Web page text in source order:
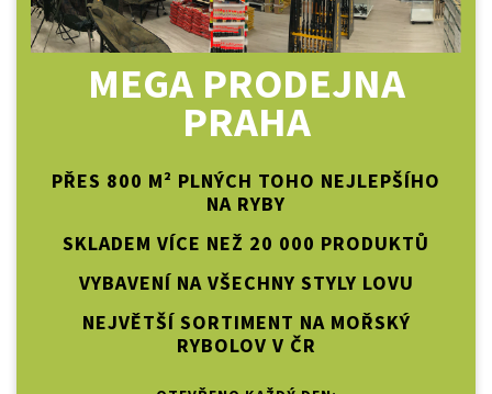
MEGA PRODEJNA
PRAHA
PŘES 800 M² PLNÝCH TOHO NEJLEPŠÍHO
NA RYBY
SKLADEM VÍCE NEŽ 20 000 PRODUKTŮ
VYBAVENÍ NA VŠECHNY STYLY LOVU
NEJVĚTŠÍ SORTIMENT NA MOŘSKÝ
RYBOLOV V ČR